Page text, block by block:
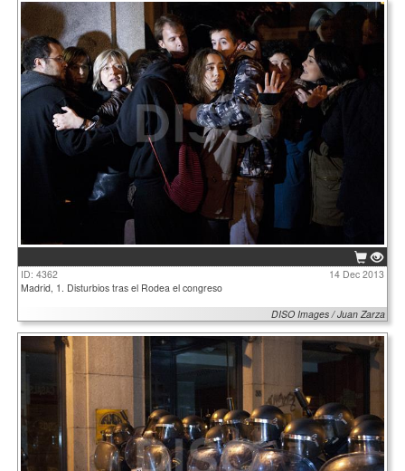
ID: 4362
14 Dec 2013
Madrid, 1. Disturbios tras el Rodea el congreso
DISO Images / Juan Zarza